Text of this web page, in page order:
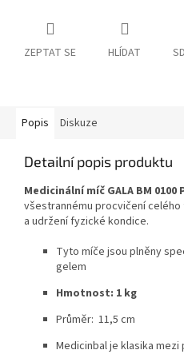
ZEPTAT SE HLÍDAT
Popis Diskuze
Detailní popis produktu
Medicinální míč GALA BM 0100
všestrannému procvičení
a udržení fyzické kondice.
Tyto míče jsou plněny
gelem
Hmotnost: 1 kg
Průměr: 11,5 cm
Medicinbal je klasika